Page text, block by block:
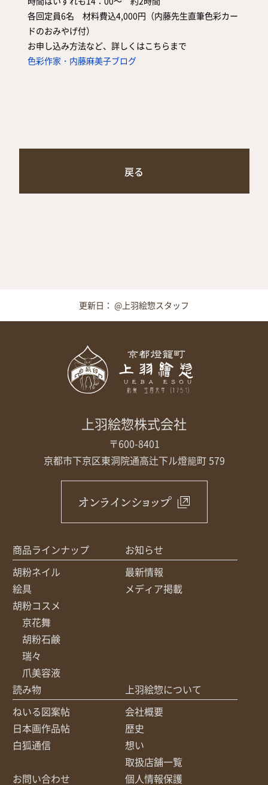
各回定員6名 材料費込4,000円（内藤先生直筆色彩カー
ドのおみやげ付）
お申し込み方法など、詳しくはこちらまで
色彩作家・内藤麻美子ブログ
戻る
更新日： @上羽絵惣スタッフ
上羽絵惣株式会社
〒600-8401
京都市下京区東洞院通高辻下ル燈籠町 579
オンラインショップ
商品ラインナップ
胡粉ネイル
絵具
胡粉コスメ
京花舞
胡粉石鹸
瑞々
爪美容液
お知らせ
最新情報
メディア掲載
読み物
ねいる図案帖
日本画作品帖
白狐通信
上羽絵惣について
会社概要
歴史
想い
取扱店舗一覧
お問い合わせ
個人情報保護